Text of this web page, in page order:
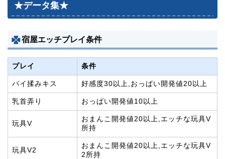
★データ集★
宿屋エッチプレイ条件
プレイ 条件
パイ揉みキス 好感度30以上,おっぱい開発値20以上
乳首弄り おっぱい開発値10以上
玩具V
おまんこ開発値20以上,エッチな玩具V
所持
玩具V2
おまんこ開発値20以上,エッチな玩具V
2所持